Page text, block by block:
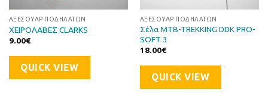
ΑΞΕΣΟΥΆΡ ΠΟΔΗΛΆΤΩΝ
ΧΕΙΡΟΛΑΒΕΣ CLARKS
9.00€
QUICK VIEW
ΑΞΕΣΟΥΆΡ ΠΟΔΗΛΆΤΩΝ
Σέλα MTB-TREKKING DDK PRO-
SOFT 3
18.00€
QUICK VIEW